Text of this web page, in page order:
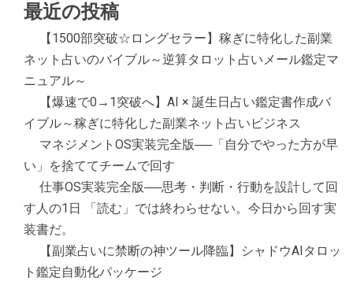
最近の投稿
【1500部突破☆ロングセラー】稼ぎに特化した副業
ネット占いのバイブル～逆算タロット占いメール鑑定マ
ニュアル～
【爆速で0→1突破へ】AI × 誕生日占い鑑定書作成バ
イブル～稼ぎに特化した副業ネット占いビジネス
マネジメントOS実装完全版──「自分でやった方が早
い」を捨ててチームで回す
仕事OS実装完全版──思考・判断・行動を設計して回
す人の1日 「読む」では終わらせない。今日から回す実
装書だ。
【副業占いに禁断の神ツール降臨】シャドウAIタロッ
ト鑑定自動化パッケージ